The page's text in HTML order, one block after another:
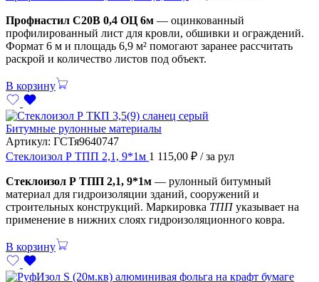
Профнастил С20В 0,4 ОЦ 6м — оцинкованный
профилированный лист для кровли, обшивки и ограждений.
Формат 6 м и площадь 6,9 м² помогают заранее рассчитать
раскрой и количество листов под объект.
В корзину
Битумные рулонные материалы
Артикул: ГСТя9640747
Стеклоизол Р ТПП 2,1, 9*1м 1 115,00 ₽ / за рул
Стеклоизол Р ТПП 2,1, 9*1м — рулонный битумный
материал для гидроизоляции зданий, сооружений и
строительных конструкций. Маркировка ТППуказывает на
применение в нижних слоях гидроизоляционного ковра.
В корзину